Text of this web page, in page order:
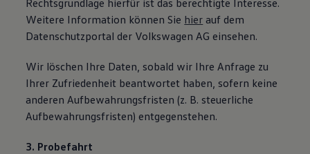
Rechtsgrundlage hierfür ist das berechtigte Interesse.
Weitere Information können Sie hier auf dem
Datenschutzportal der Volkswagen AG einsehen.
Wir löschen Ihre Daten, sobald wir Ihre Anfrage zu
Ihrer Zufriedenheit beantwortet haben, sofern keine
anderen Aufbewahrungsfristen (z. B. steuerliche
Aufbewahrungsfristen) entgegenstehen.
3. Probefahrt